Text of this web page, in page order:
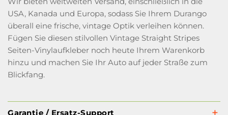
USA, Kanada und Europa, sodass Sie Ihrem Durango
überall eine frische, vintage Optik verleihen können.
Fügen Sie diesen stilvollen Vintage Straight Stripes
Seiten-Vinylaufkleber noch heute Ihrem Warenkorb
hinzu und machen Sie Ihr Auto auf jeder Straße zum
Blickfang.
Garantie / Ersatz-Support